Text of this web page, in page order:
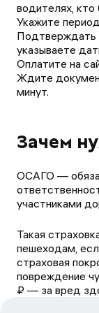
водителях,
Укажите
Подтверждать
указываете
Оплатите на
Ждите
минут.
Зачем
ОСАГО —
участниками
Такая
пешеходам,
страховая
повреждение
₽ — за вред